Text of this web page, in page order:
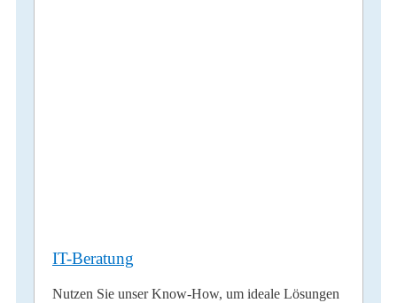
IT-Beratung
Nutzen Sie unser Know-How, um ideale Lösungen